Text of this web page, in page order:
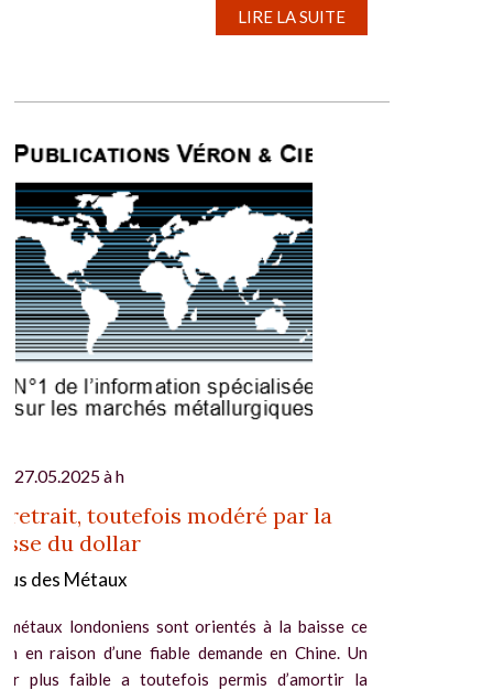
LIRE LA SUITE
27.05.2025 à h
retrait, toutefois modéré par la
du dollar
des Métaux
métaux londoniens sont orientés à la baisse ce
en raison d’une fiable demande en Chine. Un
plus faible a toutefois permis d’amortir la